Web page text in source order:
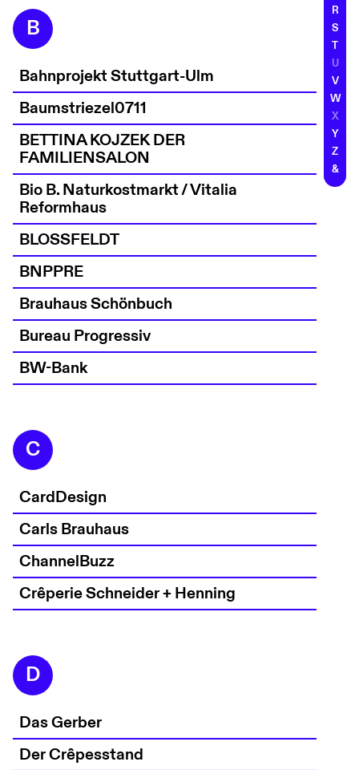
R
S
T
U
V
W
X
Y
Z
&
B
Bahnprojekt Stuttgart-Ulm
Baumstriezel0711
BETTINA KOJZEK DER
FAMILIENSALON
Bio B. Naturkostmarkt / Vitalia
Reformhaus
BLOSSFELDT
BNPPRE
Brauhaus Schönbuch
Bureau Progressiv
BW-Bank
C
CardDesign
Carls Brauhaus
ChannelBuzz
Crêperie Schneider + Henning
D
Das Gerber
Der Crêpesstand